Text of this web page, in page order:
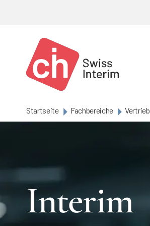
Startseite Fachbereiche Vertrieb
Interim